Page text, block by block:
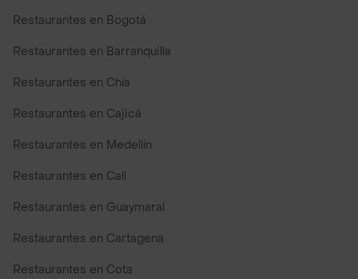
Restaurantes en Bogotá
Restaurantes en Barranquilla
Restaurantes en Chía
Restaurantes en Cajicá
Restaurantes en Medellín
Restaurantes en Cali
Restaurantes en Guaymaral
Restaurantes en Cartagena
Restaurantes en Cota